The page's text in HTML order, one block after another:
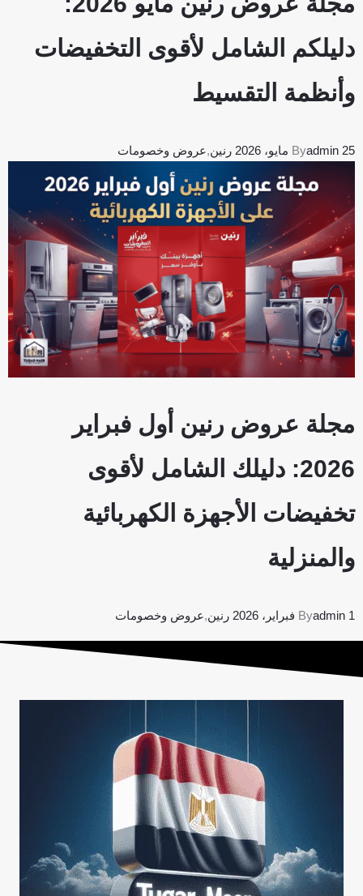
دليلكم الشامل لأقوى التخفيضات
وأنظمة التقسيط
Byadmin 25 مايو، 2026 رنين,عروض وخصومات
مجلة عروض رنين أول فبراير
2026: دليلك الشامل لأقوى
تخفيضات الأجهزة الكهربائية
والمنزلية
Byadmin 1 فبراير، 2026 رنين,عروض وخصومات